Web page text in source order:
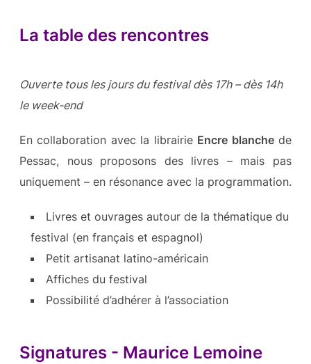
La table des rencontres
Ouverte tous les jours du festival dès 17h – dès 14h
le week-end
En collaboration avec la librairie Encre blanchede
Pessac, nous proposons des livres – mais pas
uniquement – en résonance avec la programmation.
Livres et ouvrages autour de la thématique du
festival (en français et espagnol)
Petit artisanat latino-américain
Affiches du festival
Possibilité d’adhérer à l’association
Signatures - Maurice Lemoine